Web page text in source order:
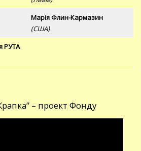
Марія Флин-Кармазин
(США)
РУТА
– проект Фонду